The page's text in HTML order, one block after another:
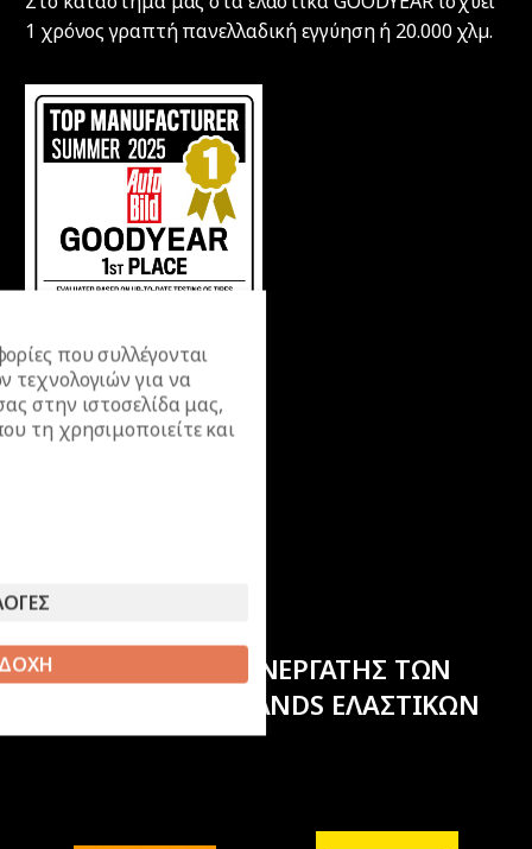
1 χρόνος γραπτή πανελλαδική εγγύηση ή 20.000 χλµ.
ΕΠΙΣΗΜΟΣ ΣΥΝΕΡΓΑΤΗΣ ΤΩΝ
ΚΟΡΥΦΑΙΩΝ BRANDS ΕΛΑΣΤΙΚΩΝ
που συλλέγονται
τεχνολογιών για να
στην ιστοσελίδα μας,
τη χρησιμοποιείτε και